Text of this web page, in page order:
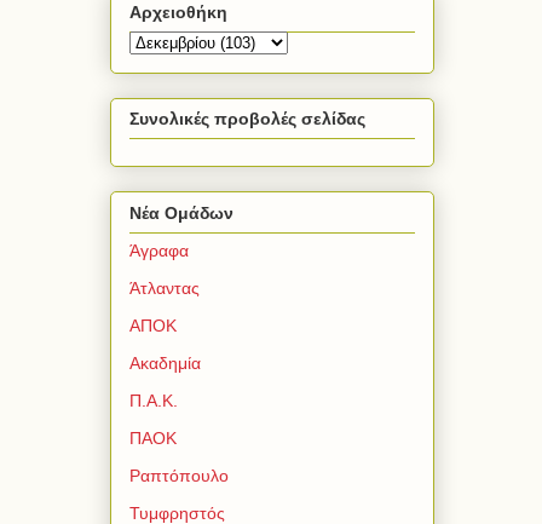
Αρχειοθήκη
Συνολικές προβολές σελίδας
Νέα Ομάδων
Άγραφα
Άτλαντας
ΑΠΟΚ
Ακαδημία
Π.Α.Κ.
ΠΑΟΚ
Ραπτόπουλο
Τυμφρηστός